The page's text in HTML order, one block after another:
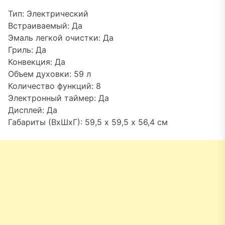
Тип: Электрический
Встраиваемый: Да
Эмаль легкой очистки: Да
Гриль: Да
Конвекция: Да
Объем духовки: 59 л
Количество функций: 8
Электронный таймер: Да
Дисплей: Да
Габариты (ВхШхГ): 59,5 х 59,5 х 56,4 см